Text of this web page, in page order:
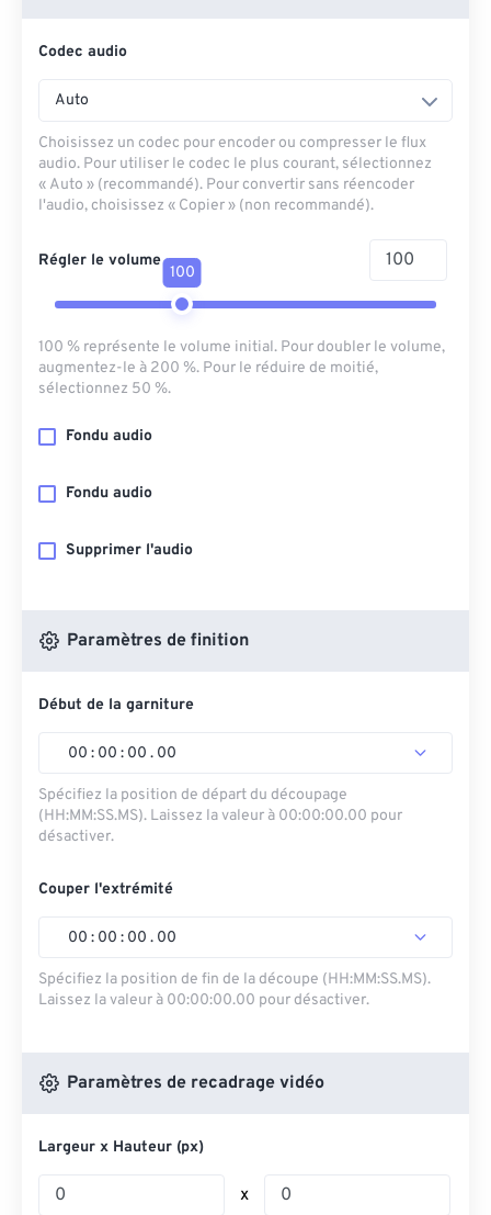
Codec audio
Auto
Choisissez un codec pour encoder ou compresser le flux
audio. Pour utiliser le codec le plus courant, sélectionnez
« Auto » (recommandé). Pour convertir sans réencoder
l'audio, choisissez « Copier » (non recommandé).
Régler le volume
100
100 % représente le volume initial. Pour doubler le volume,
augmentez-le à 200 %. Pour le réduire de moitié,
sélectionnez 50 %.
Fondu audio
Fondu audio
Supprimer l'audio
Paramètres de finition
Début de la garniture
00 : 00 : 00 . 00
Spécifiez la position de départ du découpage
(HH:MM:SS.MS). Laissez la valeur à 00:00:00.00 pour
désactiver.
Couper l'extrémité
00 : 00 : 00 . 00
Spécifiez la position de fin de la découpe (HH:MM:SS.MS).
Laissez la valeur à 00:00:00.00 pour désactiver.
Paramètres de recadrage vidéo
Largeur x Hauteur (px)
x